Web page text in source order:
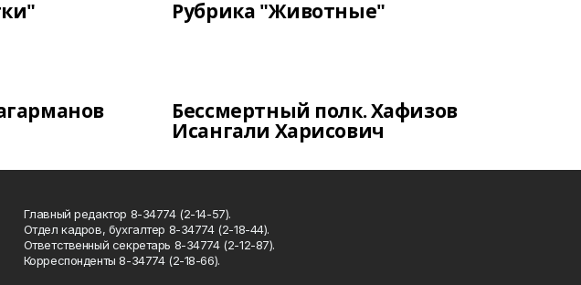
Рубрика "Животные"
Бессмертный полк. Хафизов
Исангали Харисович
Главный редактор 8-34774 (2-14-57).
Отдел кадров, бухгалтер 8-34774 (2-18-44).
Ответственный секретарь 8-34774 (2-12-87).
Корреспонденты 8-34774 (2-18-66).